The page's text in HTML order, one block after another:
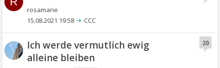
rosamarie
15.08.2021 19:58 CCC
Ich werde vermutlich ewig
alleine bleiben
20